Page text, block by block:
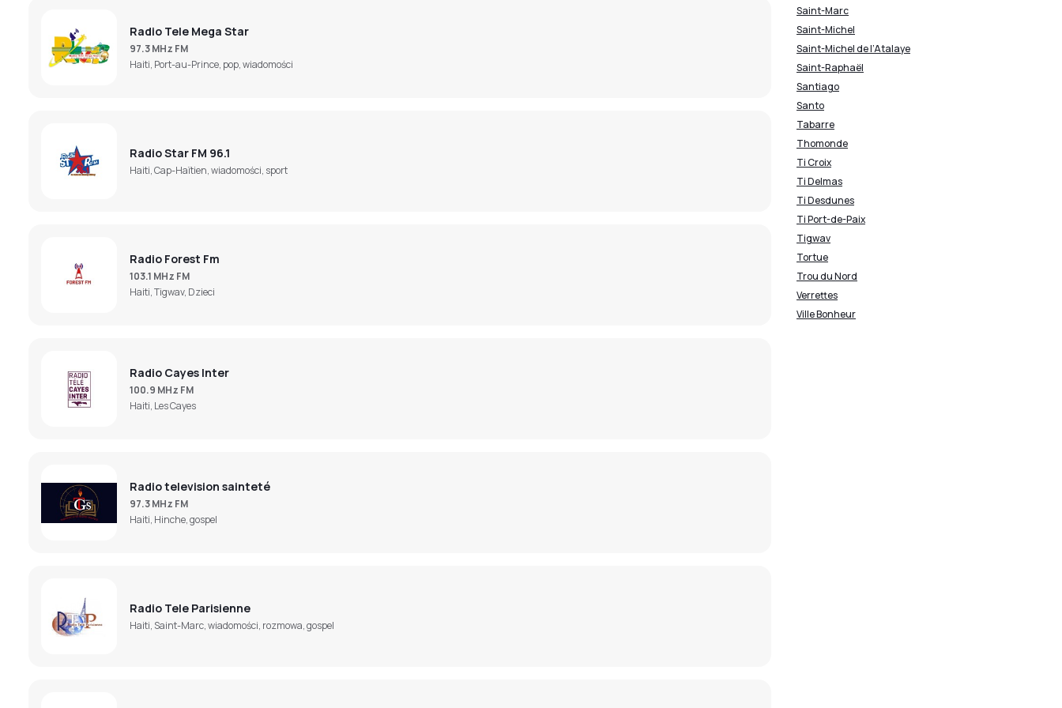
Radio Tele Mega Star
97.3 MHz FM
Haiti, Port-au-Prince, pop, wiadomości
Radio Star FM 96.1
Haiti, Cap-Haïtien, wiadomości, sport
Radio Forest Fm
103.1 MHz FM
Haiti, Tigwav, Dzieci
Radio Cayes Inter
100.9 MHz FM
Haiti, Les Cayes
Radio television sainteté
97.3 MHz FM
Haiti, Hinche, gospel
Radio Tele Parisienne
Haiti, Saint-Marc, wiadomości, rozmowa, gospel
Saint-Marc
Saint-Michel
Saint-Michel de l’Atalaye
Saint-Raphaël
Santiago
Santo
Tabarre
Thomonde
Ti Croix
Ti Delmas
Ti Desdunes
Ti Port-de-Paix
Tigwav
Tortue
Trou du Nord
Verrettes
Ville Bonheur